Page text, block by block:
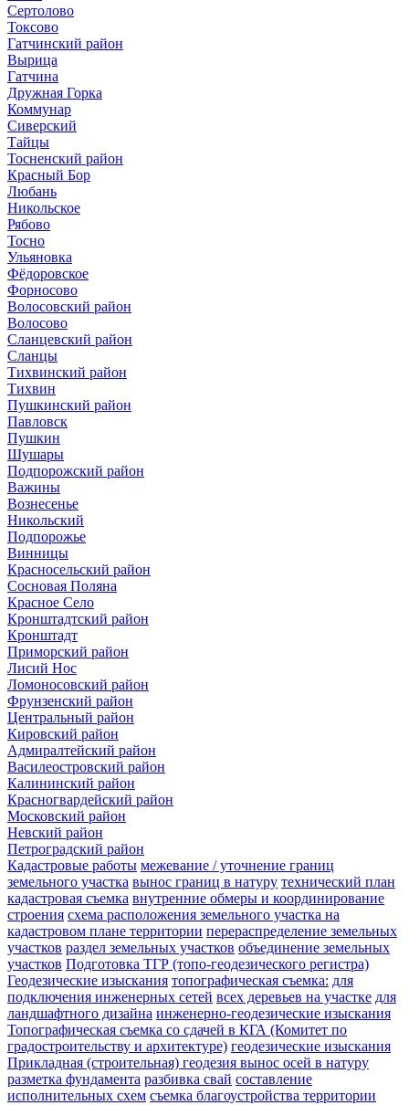
Сертолово
Токсово
Гатчинский район
Вырица
Гатчина
Дружная Горка
Коммунар
Сиверский
Тайцы
Тосненский район
Красный Бор
Любань
Никольское
Рябово
Тосно
Ульяновка
Фёдоровское
Форносово
Волосовский район
Волосово
Сланцевский район
Сланцы
Тихвинский район
Тихвин
Пушкинский район
Павловск
Пушкин
Шушары
Подпорожский район
Важины
Вознесенье
Никольский
Подпорожье
Винницы
Красносельский район
Сосновая Поляна
Красное Село
Кронштадтский район
Кронштадт
Приморский район
Лисий Нос
Ломоносовский район
Фрунзенский район
Центральный район
Кировский район
Адмиралтейский район
Василеостровский район
Калининский район
Красногвардейский район
Московский район
Невский район
Петроградский район
Кадастровые работы межевание / уточнение границ
земельного участка вынос границ в натуру технический план
кадастровая съемка внутренние обмеры и координирование
строения схема расположения земельного участка на
кадастровом плане территории перераспределение земельных
участков раздел земельных участков объединение земельных
участков Подготовка ТГР (топо-геодезического регистра)
Геодезические изыскания топографическая съемка: для
подключения инженерных сетей всех деревьев на участке для
ландшафтного дизайна инженерно-геодезические изыскания
Топографическая съемка со сдачей в КГА (Комитет по
градостроительству и архитектуре) геодезические изыскания
Прикладная (строительная) геодезия вынос осей в натуру
разметка фундамента разбивка свай составление
исполнительных схем съемка благоустройства территории